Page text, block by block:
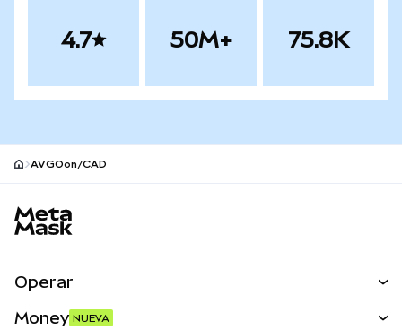
4.7 50M+ 75.8K
AVGOon/CAD
Operar
Money NUEVA